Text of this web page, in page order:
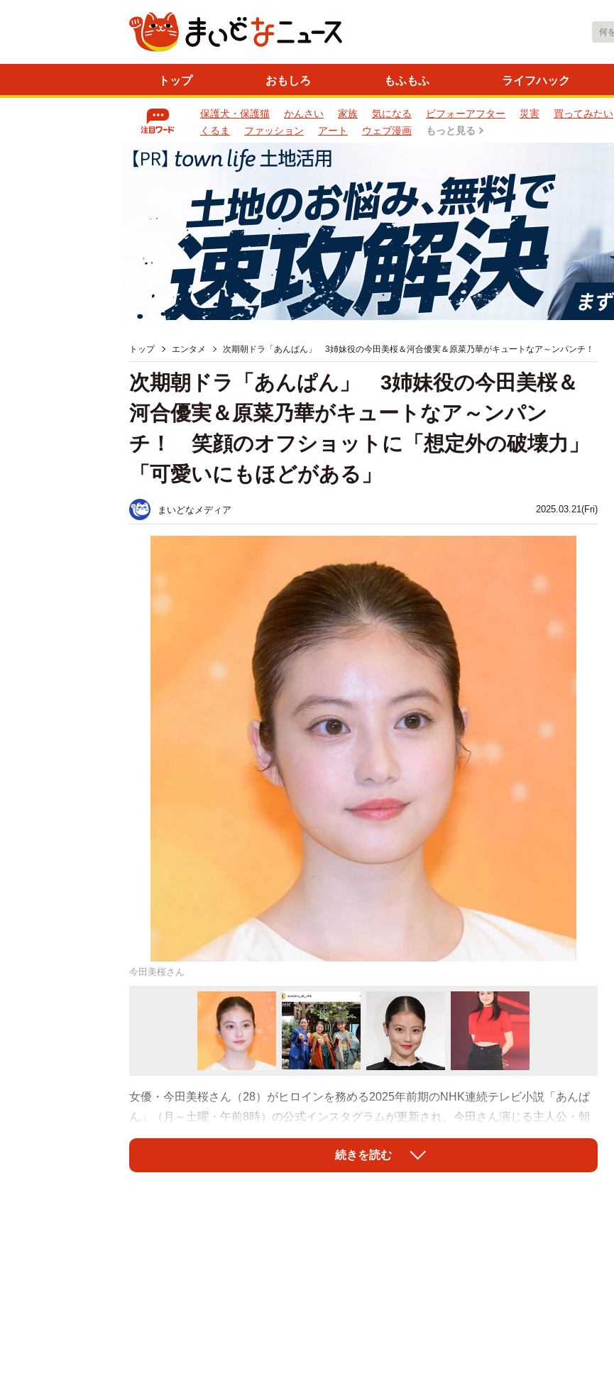
トップ おもしろ もふもふ ライフハック
保護犬・保護猫 かんさい 家族 気になる ビフォーアフター 災害 買ってみたい
くるま
ファッション アート ウェブ漫画 もっと見る
トップ エンタメ 次期朝ドラ「あんぱん」 3姉妹役の今田美桜＆河合優実＆原菜乃華がキュートなア～ンパンチ！
2025.03.21(Fri)
次期朝ドラ「あんぱん」 3姉妹役の今田美桜＆
河合優実＆原菜乃華がキュートなア～ンパン
チ！ 笑顔のオフショットに「想定外の破壊力」
「可愛いにもほどがある」
まいどなメディア
今田美桜さん
女優・今田美桜さん（28）がヒロインを務める2025年前期のNHK連続テレビ小説「あんぱ
ん」（月～土曜・午前8時）の公式インスタグラムが更新され、今田さん演じる主人公・朝
田のぶの三姉妹ショットが公開されました。今田さん、河合優実さん（24）、原菜乃華さん
（21）がかわいらしくも力強い「アンパンチ」を披露しました。美人三姉妹の笑顔とパワフ
ルな拳にファンはメロメロ？
続きを読む